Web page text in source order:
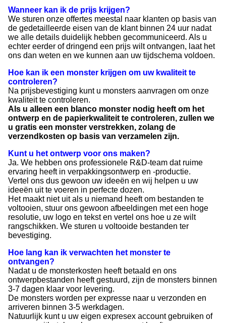
Wanneer kan ik de prijs krijgen?
We sturen onze offertes meestal naar klanten op basis van
de gedetailleerde eisen van de klant binnen 24 uur nadat
we alle details duidelijk hebben gecommuniceerd. Als u
echter eerder of dringend een prijs wilt ontvangen, laat het
ons dan weten en we kunnen aan uw tijdschema voldoen.
Hoe kan ik een monster krijgen om uw kwaliteit te
controleren?
Na prijsbevestiging kunt u monsters aanvragen om onze
kwaliteit te controleren.
Als u alleen een blanco monster nodig heeft om het
ontwerp en de papierkwaliteit te controleren, zullen we
u gratis een monster verstrekken, zolang de
verzendkosten op basis van verzamelen zijn.
Kunt u het ontwerp voor ons maken?
Ja. We hebben ons professionele R&D-team dat ruime
ervaring heeft in verpakkingsontwerp en -productie.
Vertel ons dus gewoon uw ideeën en wij helpen u uw
ideeën uit te voeren in perfecte dozen.
Het maakt niet uit als u niemand heeft om bestanden te
voltooien, stuur ons gewoon afbeeldingen met een hoge
resolutie, uw logo en tekst en vertel ons hoe u ze wilt
rangschikken. We sturen u voltooide bestanden ter
bevestiging.
Hoe lang kan ik verwachten het monster te
ontvangen?
Nadat u de monsterkosten heeft betaald en ons
ontwerpbestanden heeft gestuurd, zijn de monsters binnen
3-7 dagen klaar voor levering.
De monsters worden per expresse naar u verzonden en
arriveren binnen 3-5 werkdagen.
Natuurlijk kunt u uw eigen expresex account gebruiken of